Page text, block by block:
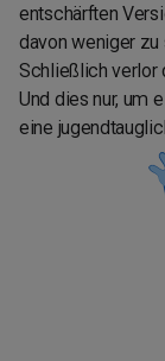
entschärften
davon weniger zu
Schließlich verlor
Und dies nur, um
eine